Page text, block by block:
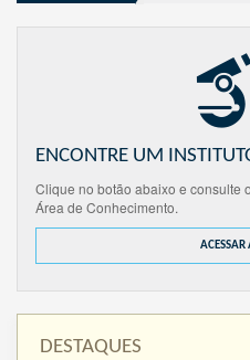
ENCONTRE UM
Clique no botão abaixo e consulte
Área de Conhecimento.
ACESSAR
DESTAQUES